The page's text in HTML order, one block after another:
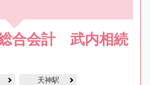
合会計 武内相続
天神駅